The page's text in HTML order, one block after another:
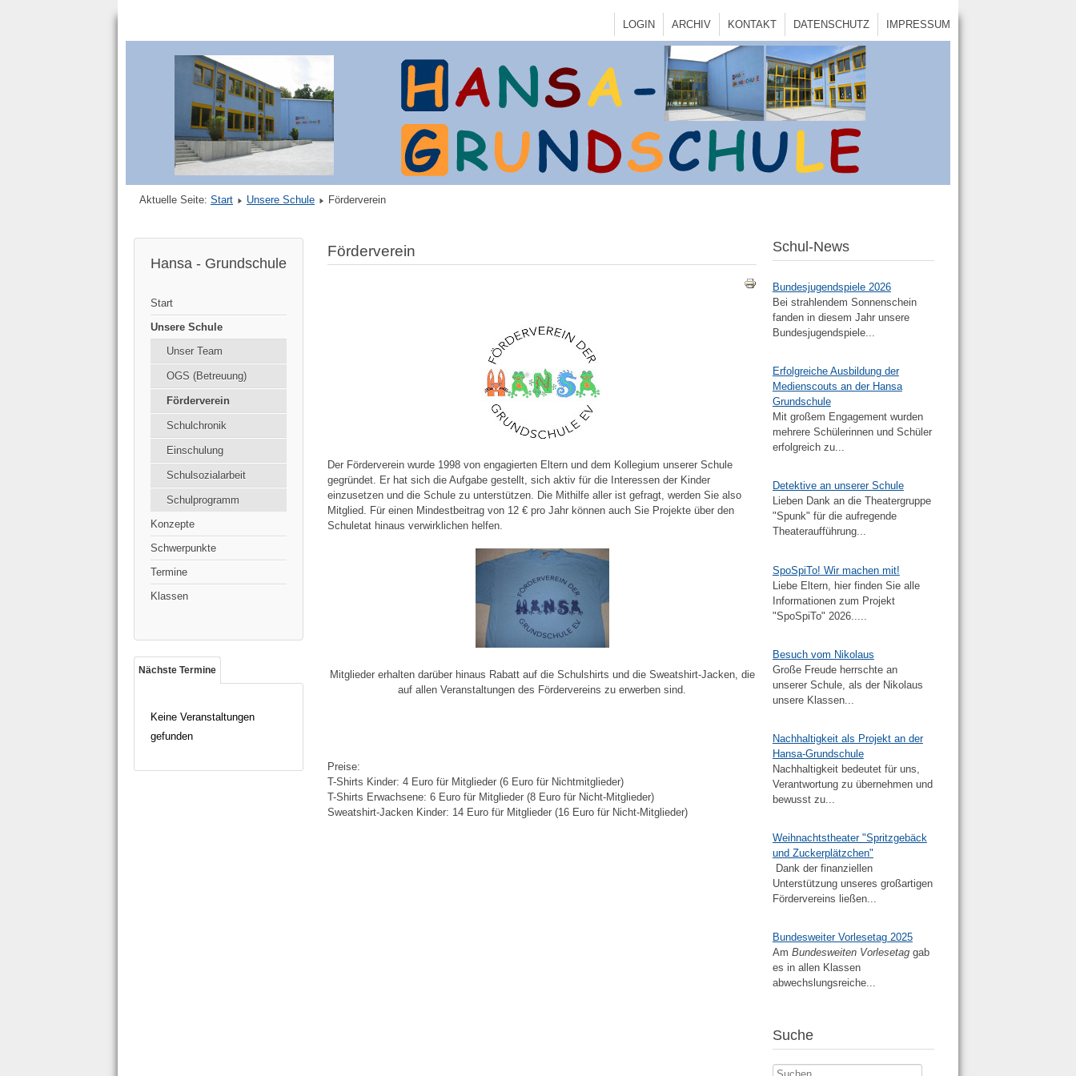
IMPRESSUM
DATENSCHUTZ
KONTAKT
ARCHIV
LOGIN
Aktuelle Seite: Start Unsere Schule Förderverein
Hansa - Grundschule
Start
Unsere Schule
Unser Team
OGS (Betreuung)
Förderverein
Schulchronik
Einschulung
Schulsozialarbeit
Schulprogramm
Konzepte
Schwerpunkte
Termine
Klassen
Nächste Termine
Keine Veranstaltungen
gefunden
Förderverein
Der Förderverein wurde 1998 von engagierten Eltern und dem Kollegium unserer Schule
gegründet. Er hat sich die Aufgabe gestellt, sich aktiv für die Interessen der Kinder
einzusetzen und die Schule zu unterstützen. Die Mithilfe aller ist gefragt, werden Sie also
Mitglied. Für einen Mindestbeitrag von 12 € pro Jahr können auch Sie Projekte über den
Schuletat hinaus verwirklichen helfen.
Mitglieder erhalten darüber hinaus Rabatt auf die Schulshirts und die Sweatshirt-Jacken, die
auf allen Veranstaltungen des Fördervereins zu erwerben sind.
Preise:
T-Shirts Kinder: 4 Euro für Mitglieder (6 Euro für Nichtmitglieder)
T-Shirts Erwachsene: 6 Euro für Mitglieder (8 Euro für Nicht-Mitglieder)
Sweatshirt-Jacken Kinder: 14 Euro für Mitglieder (16 Euro für Nicht-Mitglieder)
Schul-News
Bundesjugendspiele 2026
Bei strahlendem Sonnenschein
fanden in diesem Jahr unsere
Bundesjugendspiele...
Erfolgreiche Ausbildung der
Medienscouts an der Hansa
Grundschule
Mit großem Engagement wurden
mehrere Schülerinnen und Schüler
erfolgreich zu...
Detektive an unserer Schule
Lieben Dank an die Theatergruppe
"Spunk" für die aufregende
Theateraufführung...
SpoSpiTo! Wir machen mit!
Liebe Eltern, hier finden Sie alle
Informationen zum Projekt
"SpoSpiTo" 2026.....
Besuch vom Nikolaus
Große Freude herrschte an
unserer Schule, als der Nikolaus
unsere Klassen...
Nachhaltigkeit als Projekt an der
Hansa-Grundschule
Nachhaltigkeit bedeutet für uns,
Verantwortung zu übernehmen und
bewusst zu...
Weihnachtstheater "Spritzgebäck
und Zuckerplätzchen"
Dank der finanziellen
Unterstützung unseres großartigen
Fördervereins ließen...
Bundesweiter Vorlesetag 2025
Am Bundesweiten Vorlesetaggab
es in allen Klassen
abwechslungsreiche...
Suche
Suchen